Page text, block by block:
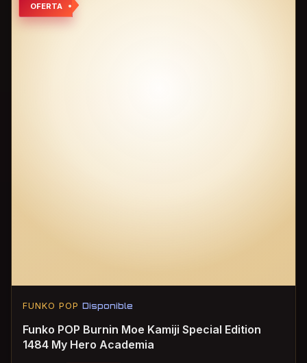
OFERTA
FUNKO POP Disponible
Funko POP Burnin Moe Kamiji Special Edition
1484 My Hero Academia